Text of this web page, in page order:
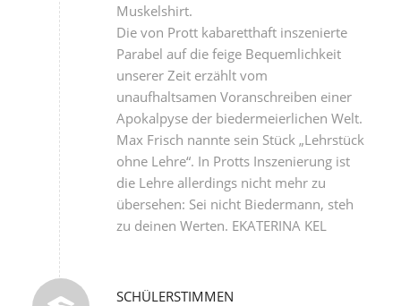
Muskelshirt.
Die von Prott kabaretthaft inszenierte
Parabel auf die feige Bequemlichkeit
unserer Zeit erzählt vom
unaufhaltsamen Voranschreiben einer
Apokalpyse der biedermeierlichen Welt.
Max Frisch nannte sein Stück „Lehrstück
ohne Lehre“. In Protts Inszenierung ist
die Lehre allerdings nicht mehr zu
übersehen: Sei nicht Biedermann, steh
zu deinen Werten. EKATERINA KEL
SCHÜLERSTIMMEN